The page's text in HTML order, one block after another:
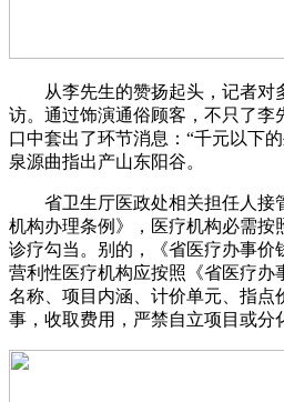
从李先生的赞扬起头，记者对
访。通过饰演通俗顾客，不只了李
口中套出了环节消息：“千元以下
泉源曲指出产山东阳谷。
省卫生厅医政处相关担任人接
机构办理条例》，医疗机构必需按
诊疗勾当。别的，《省医疗办事价
营利性医疗机构应按照《省医疗办
名称、项目内涵、计价单元、指点
事，收取费用，严禁自立项目或分